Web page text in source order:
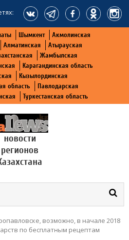
Шымкент
Акмолинская
Алматинская
Атырауская
Жамбылская
Карагандинская область
Кызылординская
область
Павлодарская
Туркестанская область
новости
регионов
возможно, в начале 2018
по бесплатным рецептам